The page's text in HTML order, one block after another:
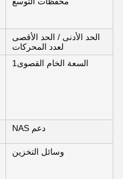
الحد الأدنى / الحد الأقصى
لعدد المحركات
السعة الخام القصوى1
دعم NAS
وسائل التخزين